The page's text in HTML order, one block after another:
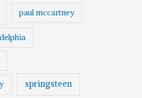
paul mccartney
springsteen